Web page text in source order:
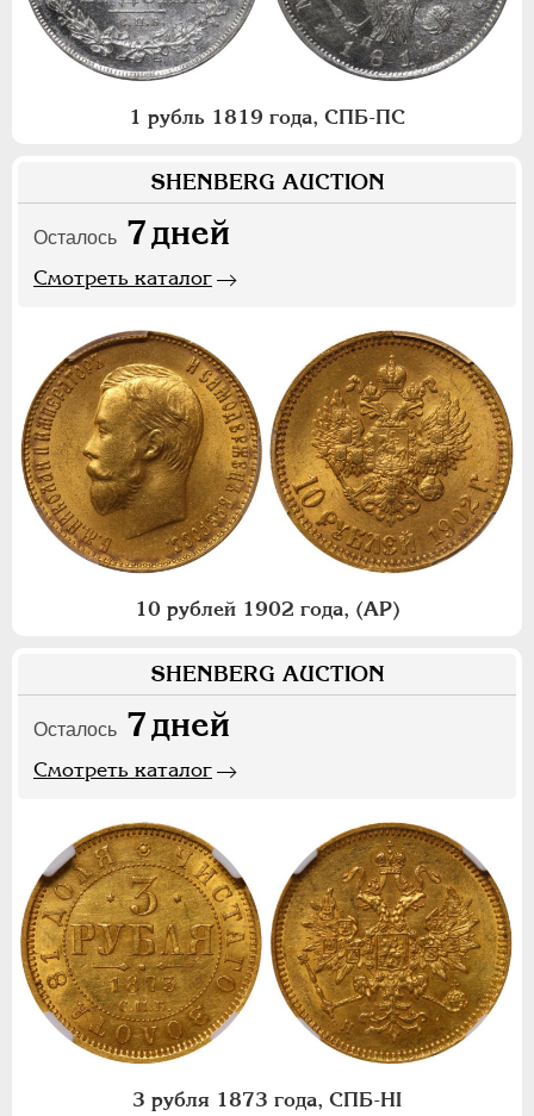
1 рубль 1819 года, СПБ-ПС
SHENBERG AUCTION
Осталось 7дней
Смотреть каталог
10 рублей 1902 года, (АР)
SHENBERG AUCTION
Осталось 7дней
Смотреть каталог
3 рубля 1873 года, СПБ-НI